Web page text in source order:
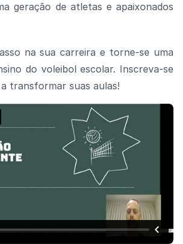
geração de atletas e apaixonados
na sua carreira e torne-se uma
do voleibol escolar. Inscreva-se
transformar suas aulas!
Assista o vídeo